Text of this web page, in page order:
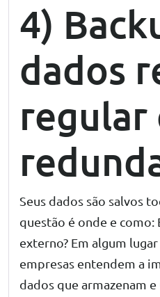
4)
dados
regular
Seus dados são salvos
questão é onde e como:
externo? Em algum lugar
empresas entendem a
dados que armazenam